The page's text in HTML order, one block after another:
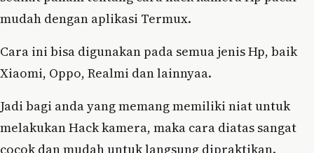
mudah dengan aplikasi Termux.
Cara ini bisa digunakan pada semua jenis Hp, baik
Xiaomi, Oppo, Realmi dan lainnyaa.
Jadi bagi anda yang memang memiliki niat untuk
melakukan Hack kamera, maka cara diatas sangat
cocok dan mudah untuk langsung dipraktikan.